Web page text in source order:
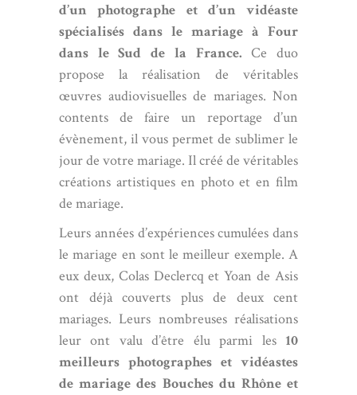
d’un photographe et d’un vidéaste
spécialisés dans le mariage à Four
dans le Sud de la France. Ce duo
propose la réalisation de véritables
œuvres audiovisuelles de mariages. Non
contents de faire un reportage d’un
évènement, il vous permet de sublimer le
jour de votre mariage. Il créé de véritables
créations artistiques en photo et en film
de mariage.
Leurs années d’expériences cumulées dans
le mariage en sont le meilleur exemple. A
eux deux, Colas Declercq et Yoan de Asis
ont déjà couverts plus de deux cent
mariages. Leurs nombreuses réalisations
leur ont valu d’être élu parmi les 10
meilleurs photographes et vidéastes
de mariage des Bouches du Rhône et